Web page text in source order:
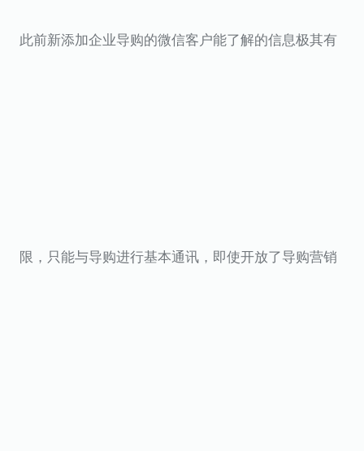
此前新添加企业导购的微信客户能了解的信息极其有
限，只能与导购进行基本通讯，即使开放了导购营销